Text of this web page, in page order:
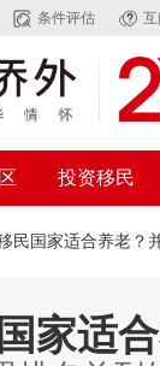
条件评估 互
投资移民
民国家适合养老？
家适